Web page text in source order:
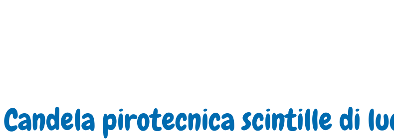
Candela pirotecnica scintille di